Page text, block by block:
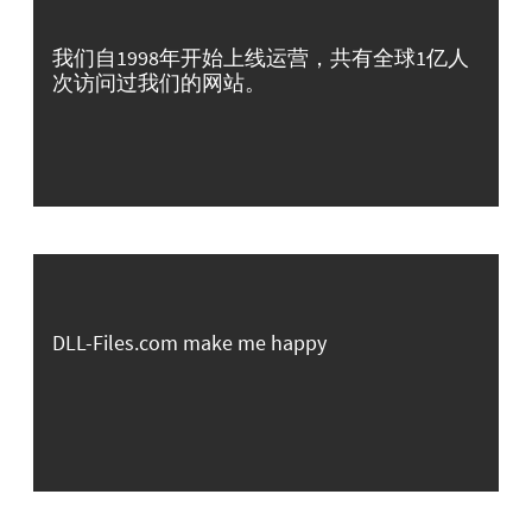
我们自1998年开始上线运营，共有全球1亿人
次访问过我们的网站。
DLL-Files.com make me happy